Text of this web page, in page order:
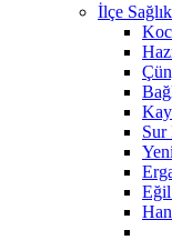
İlçe
Sur